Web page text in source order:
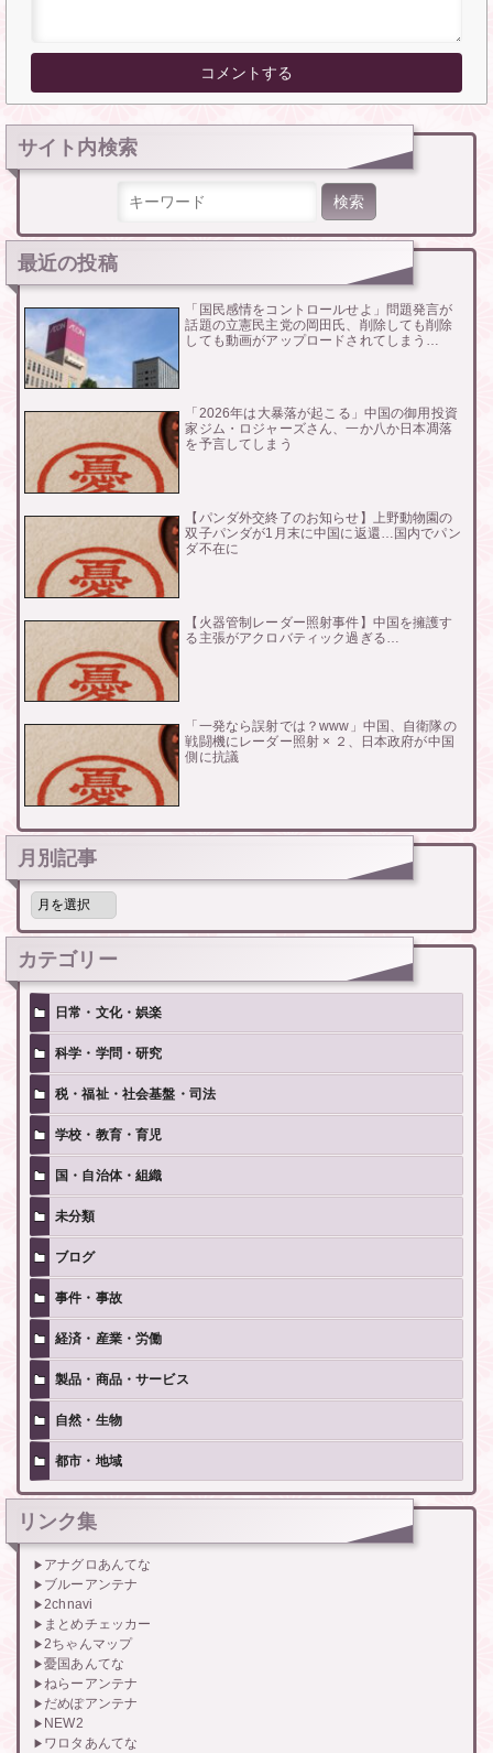
サイト内検索
最近の投稿
「国民感情をコントロールせよ」問題発言が
話題の立憲民主党の岡田氏、削除しても削除
しても動画がアップロードされてしまう…
「2026年は大暴落が起こる」中国の御用投資
家ジム・ロジャーズさん、一か八か日本凋落
を予言してしまう
【パンダ外交終了のお知らせ】上野動物園の
双子パンダが1月末に中国に返還…国内でパン
ダ不在に
【火器管制レーダー照射事件】中国を擁護す
る主張がアクロバティック過ぎる…
「一発なら誤射では？www」中国、自衛隊の
戦闘機にレーダー照射 × ２、日本政府が中国
側に抗議
月別記事
月
記
事
カテゴリー
日常・文化・娯楽
科学・学問・研究
税・福祉・社会基盤・司法
学校・教育・育児
国・自治体・組織
未分類
ブログ
事件・事故
経済・産業・労働
製品・商品・サービス
自然・生物
都市・地域
リンク集
アナグロあんてな
ブルーアンテナ
2chnavi
まとめチェッカー
2ちゃんマップ
憂国あんてな
ねらーアンテナ
だめぽアンテナ
NEW2
ワロタあんてな